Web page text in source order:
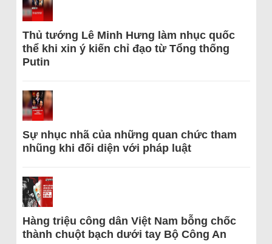
Thủ tướng Lê Minh Hưng làm nhục quốc
thể khi xin ý kiến chỉ đạo từ Tổng thống
Putin
Sự nhục nhã của những quan chức tham
nhũng khi đối diện với pháp luật
Hàng triệu công dân Việt Nam bỗng chốc
thành chuột bạch dưới tay Bộ Công An